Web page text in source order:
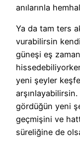
anılarınla
Ya da tam ters
vurabilirsin
güneşi eş
yeni şeyler
gördüğün yeni
geçmişini ve
süreliğine de